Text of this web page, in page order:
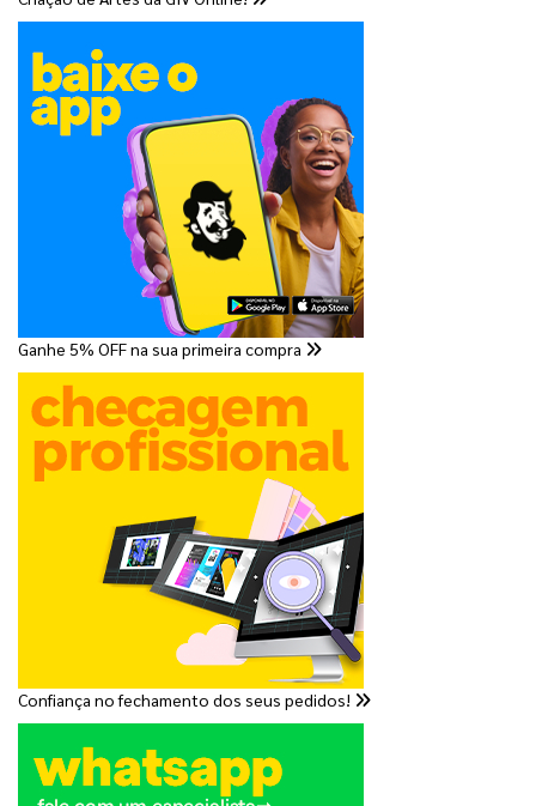
Ganhe 5% OFF na sua primeira compra
Confiança no fechamento dos seus pedidos!